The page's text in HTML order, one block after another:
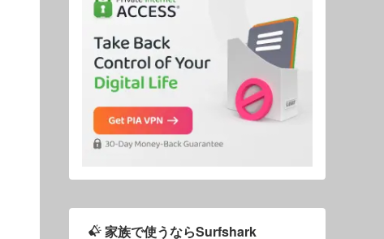
家族で使うならSurfshark